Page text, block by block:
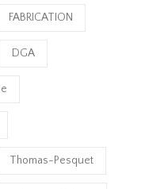
FABRICATION
DGA
Thomas-Pesquet